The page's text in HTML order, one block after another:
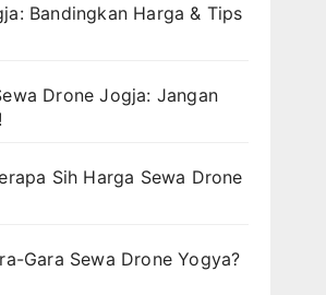
Bandingkan Harga & Tips
Drone Jogja: Jangan
Sih Harga Sewa Drone
Gara Sewa Drone Yogya?